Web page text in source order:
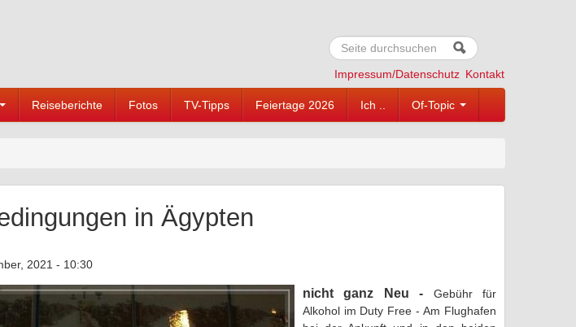
Suchformular
Suche
Impressum/Datenschutz Kontakt
Reiseberichte Fotos TV-Tipps Feiertage 2026 Ich .. Of-Topic
in Ägypten
2021 - 10:30
nicht ganz Neu - Gebühr für
Alkohol im Duty Free -Am Flughafen